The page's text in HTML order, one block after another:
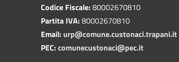
Codice Fiscale:80002670810
Partita IVA:80002670810
Email: urp@comune.custonaci.trapani.it
PEC:comunecustonaci@pec.it